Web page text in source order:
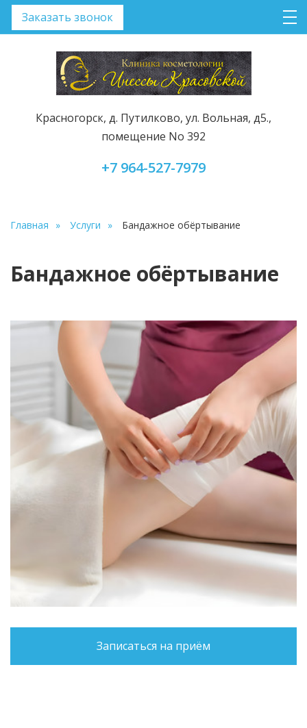
Красногорск, д. Путилково, ул. Вольная, д5.,
помещение No 392
+7 964-527-7979
Заказать звонок
Главная Услуги Бандажное обёртывание
Бандажное обёртывание
Записаться на приём